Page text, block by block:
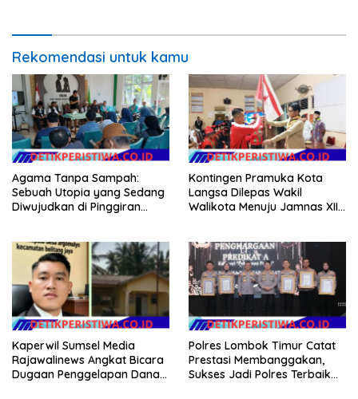
Rekomendasi untuk kamu
Agama Tanpa Sampah:
Sebuah Utopia yang Sedang
Diwujudkan di Pinggiran
Kontingen Pramuka Kota
Langsa Dilepas Wakil
Walikota Menuju Jamnas XII
Kaperwil Sumsel Media
Rajawalinews Angkat Bicara
Dugaan Penggelapan Dana
Polres Lombok Timur Catat
Prestasi Membanggakan,
Sukses Jadi Polres Terbaik